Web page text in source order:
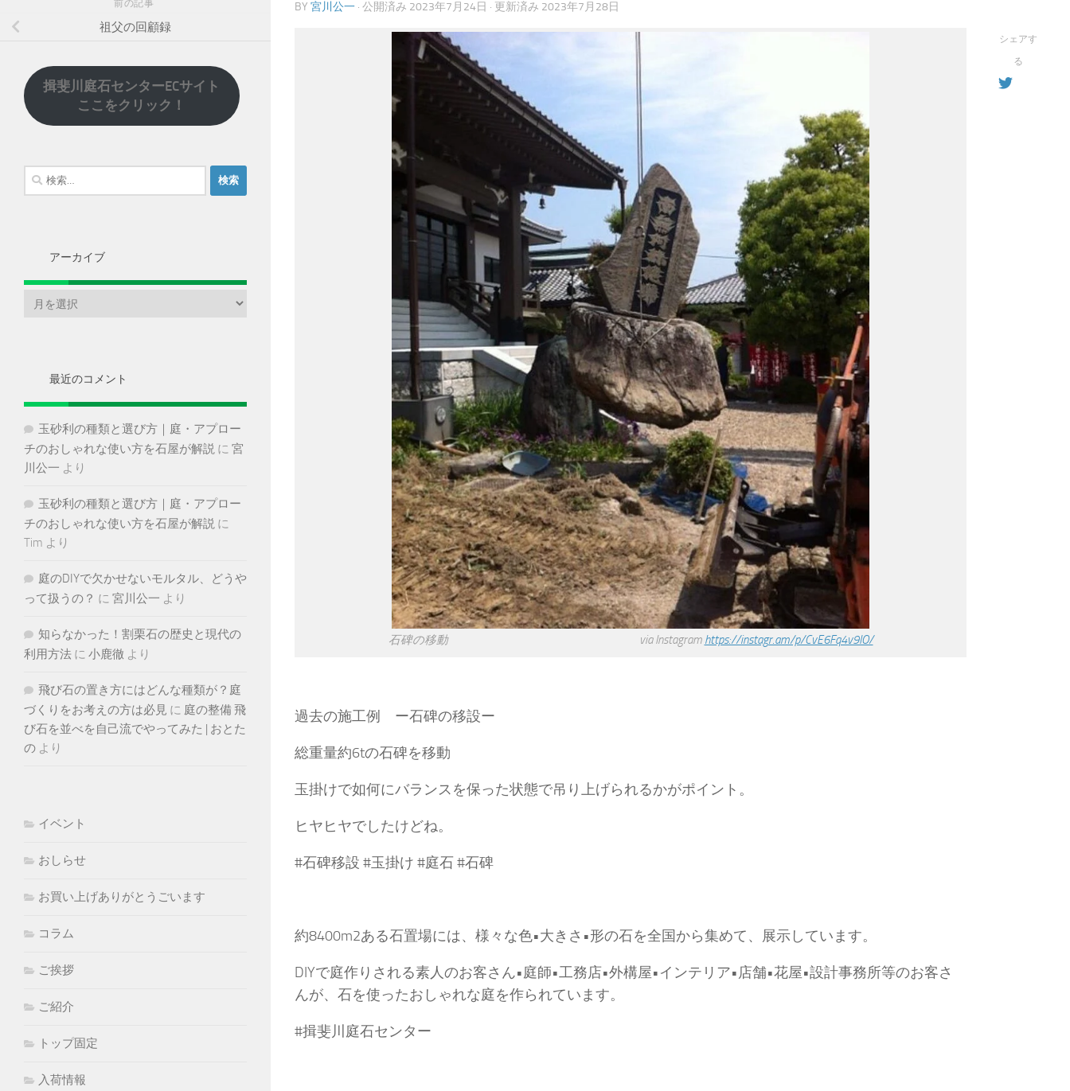
BY 宮川公一 · 公開済み 2023年7月24日 · 更新済み 2023年7月28日
石碑の移動 via Instagram https://instagr.am/p/CvE6Fq4v9IO/
過去の施工例 ー石碑の移設ー
総重量約6tの石碑を移動
玉掛けで如何にバランスを保った状態で吊り上げられるかがポイント。
ヒヤヒヤでしたけどね。
#石碑移設 #玉掛け #庭石 #石碑
約8400m2ある石置場には、様々な色•大きさ•形の石を全国から集めて、展示しています。
DIYで庭作りされる素人のお客さん•庭師•工務店•外構屋•インテリア•店舗•花屋•設計事務所等のお客さ
んが、石を使ったおしゃれな庭を作られています。
#揖斐川庭石センター
シェアす
る
前の記事
祖父の回顧録
揖斐川庭石センターECサイト
ここをクリック！
検
索:
アーカイブ
最近のコメント
玉砂利の種類と選び方｜庭・アプロー
チのおしゃれな使い方を石屋が解説 に 宮
川公一 より
玉砂利の種類と選び方｜庭・アプロー
チのおしゃれな使い方を石屋が解説 に
Tim より
庭のDIYで欠かせないモルタル、どうや
って扱うの？ に 宮川公一 より
知らなかった！割栗石の歴史と現代の
利用方法 に 小鹿徹 より
飛び石の置き方にはどんな種類が？庭
づくりをお考えの方は必見 に 庭の整備 飛
び石を並べを自己流でやってみた | おとた
の より
イベント
おしらせ
お買い上げありがとうごいます
コラム
ご挨拶
ご紹介
トップ固定
入荷情報